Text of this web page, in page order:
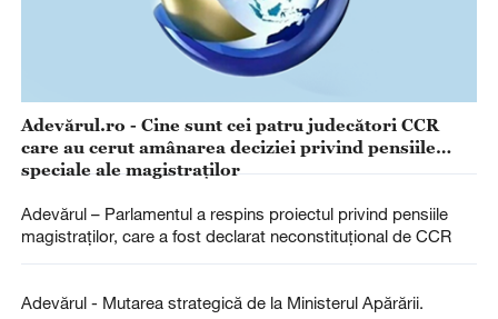
Adevărul.ro - Cine sunt cei patru judecători CCR
care au cerut amânarea deciziei privind pensiile
speciale ale magistraților
Adevărul – Parlamentul a respins proiectul privind pensiile
magistraților, care a fost declarat neconstituțional de CCR
Adevărul - Mutarea strategică de la Ministerul Apărării.